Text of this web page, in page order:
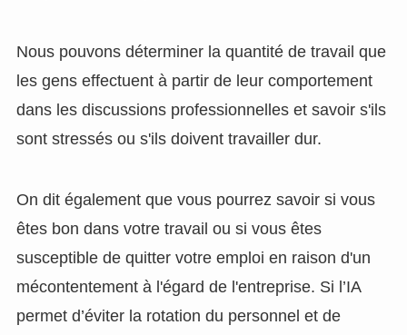
Nous pouvons déterminer la quantité de travail que
les gens effectuent à partir de leur comportement
dans les discussions professionnelles et savoir s'ils
sont stressés ou s'ils doivent travailler dur.
On dit également que vous pourrez savoir si vous
êtes bon dans votre travail ou si vous êtes
susceptible de quitter votre emploi en raison d'un
mécontentement à l'égard de l'entreprise. Si l’IA
permet d’éviter la rotation du personnel et de